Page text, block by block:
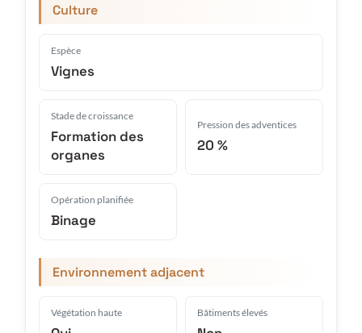
Culture
Espèce
Vignes
Stade de croissance
Formation des
organes
Pression des adventices
20 %
Opération planifiée
Binage
Environnement adjacent
Végétation haute Bâtiments élevés